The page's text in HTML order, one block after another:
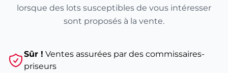
lorsque des lots susceptibles de vous intéresser
sont proposés à la vente.
Sûr ! Ventes assurées par des commissaires-
priseurs